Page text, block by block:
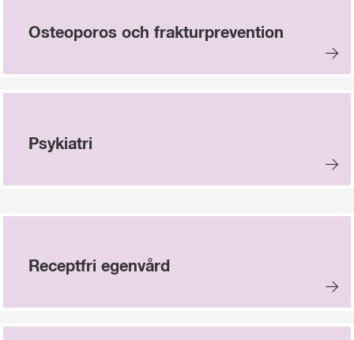
Osteoporos och frakturprevention
Psykiatri
Receptfri egenvård